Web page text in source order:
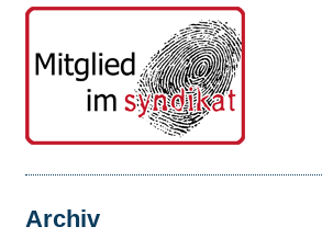
Archiv